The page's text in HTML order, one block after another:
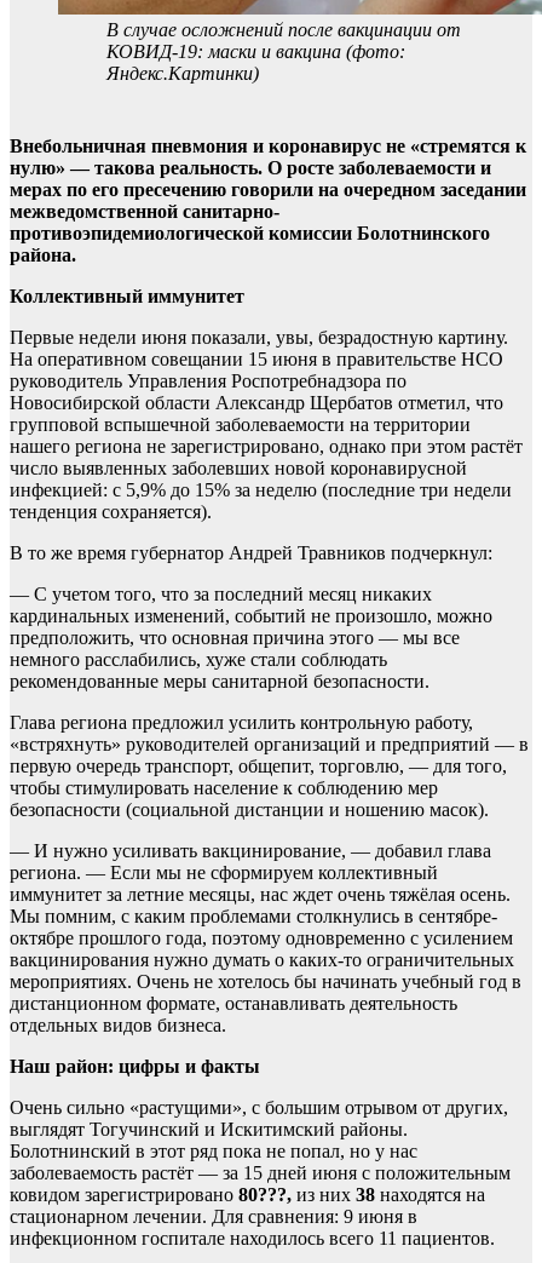
В случае осложнений после вакцинации от
КОВИД-19: маски и вакцина (фото:
Яндекс.Картинки)
Внебольничная пневмония и коронавирус не «стремятся к
нулю» — такова реальность. О росте заболеваемости и
мерах по его пресечению говорили на очередном заседании
межведомственной санитарно-
противоэпидемиологической комиссии Болотнинского
района.
Коллективный иммунитет
Первые недели июня показали, увы, безрадостную картину.
На оперативном совещании 15 июня в правительстве НСО
руководитель Управления Роспотребнадзора по
Новосибирской области Александр Щербатов отметил, что
групповой вспышечной заболеваемости на территории
нашего региона не зарегистрировано, однако при этом растёт
число выявленных заболевших новой коронавирусной
инфекцией: с 5,9% до 15% за неделю (последние три недели
тенденция сохраняется).
В то же время губернатор Андрей Травников подчеркнул:
— С учетом того, что за последний месяц никаких
кардинальных изменений, событий не произошло, можно
предположить, что основная причина этого — мы все
немного расслабились, хуже стали соблюдать
рекомендованные меры санитарной безопасности.
Глава региона предложил усилить контрольную работу,
«встряхнуть» руководителей организаций и предприятий — в
первую очередь транспорт, общепит, торговлю, — для того,
чтобы стимулировать население к соблюдению мер
безопасности (социальной дистанции и ношению масок).
— И нужно усиливать вакцинирование, — добавил глава
региона. — Если мы не сформируем коллективный
иммунитет за летние месяцы, нас ждет очень тяжёлая осень.
Мы помним, с каким проблемами столкнулись в сентябре-
октябре прошлого года, поэтому одновременно с усилением
вакцинирования нужно думать о каких-то ограничительных
мероприятиях. Очень не хотелось бы начинать учебный год в
дистанционном формате, останавливать деятельность
отдельных видов бизнеса.
Наш район: цифры и факты
Очень сильно «растущими», с большим отрывом от других,
выглядят Тогучинский и Искитимский районы.
Болотнинский в этот ряд пока не попал, но у нас
заболеваемость растёт — за 15 дней июня с положительным
ковидом зарегистрировано 80???, из них 38 находятся на
стационарном лечении. Для сравнения: 9 июня в
инфекционном госпитале находилось всего 11 пациентов.